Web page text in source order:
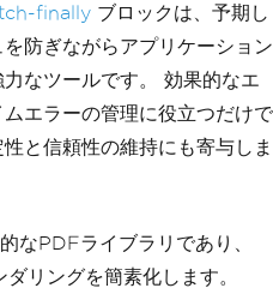
finally ブロックは、予期し
防ぎながらアプリケーション
なツールです。 効果的なエ
エラーの管理に役立つだけで
と信頼性の維持にも寄与しま
なPDFライブラリであり、
リングを簡素化します。